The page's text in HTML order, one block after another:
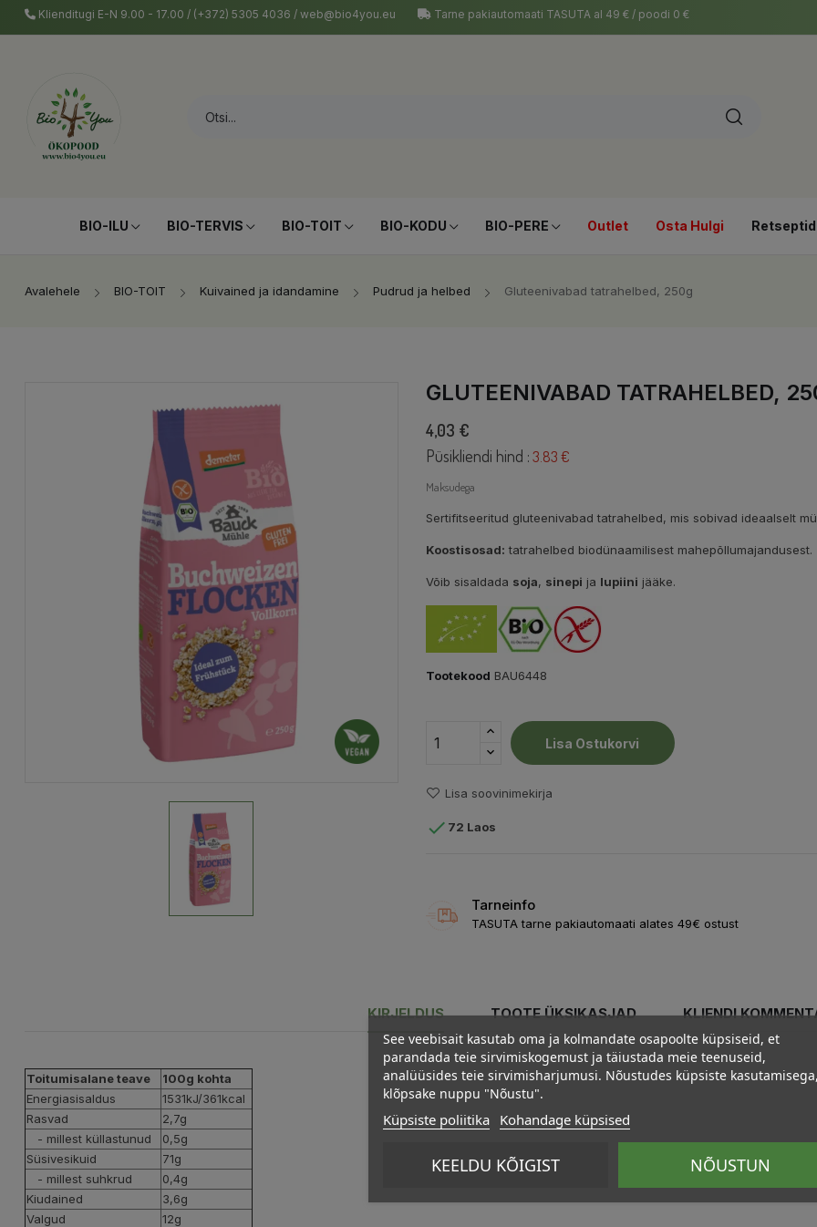
Klienditugi E-N 9.00 - 17.00 / (+372) 5305 4036 / web@bio4you.eu Tarne pakiautomaati TASUTA al 49 € / poodi 0 €
BIO-ILU BIO-TERVIS BIO-TOIT BIO-KODU BIO-PERE Outlet Osta Hulgi Retseptid
Avalehele BIO-TOIT Kuivained ja idandamine Pudrud ja helbed Gluteenivabad tatrahelbed, 250g
GLUTEENIVABAD TATRAHELBED,
4,03 €
Püsikliendi hind : 3.83 €
Maksudega
Sertifitseeritud gluteenivabad tatrahelbed, mis sobivad ideaalselt
Koostisosad: tatrahelbed biodünaamilisest mahepõllumajandusest.
Võib sisaldada soja, sinepi ja lupiini jääke.
Tootekood BAU6448
Lisa Ostukorvi
Lisa soovinimekirja
 72 Laos
Tarneinfo
TASUTA tarne pakiautomaati alates 49€ ostust
KIRJELDUS TOOTE ÜKSIKASJAD KLIENDI
Toitumisalane teave
100g kohta
Energiasisaldus
1531kJ/361kcal
Rasvad
2,7g
- millest küllastunud
0,5g
Süsivesikuid
71g
- millest suhkrud
0,4g
Kiudained
3,6g
Valgud
12g
See veebisait kasutab oma ja kolmandate osapoolte küpsiseid, et
parandada teie sirvimiskogemust ja täiustada meie teenuseid,
analüüsides teie sirvimisharjumusi. Nõustudes küpsiste kasutamisega,
klõpsake nuppu "Nõustu".
Küpsiste poliitika Kohandage küpsised
KEELDU KÕIGIST NÕUSTUN